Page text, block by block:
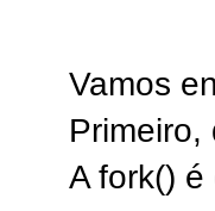
Vamos
A fork()